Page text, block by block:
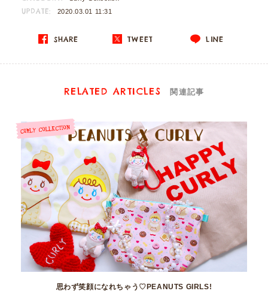
UPDATE: 2020.03.01 11:31
SHARE TWEET LINE
RELATED ARTICLES 関連記事
思わず笑顔になれちゃう♡PEANUTS GIRLS!